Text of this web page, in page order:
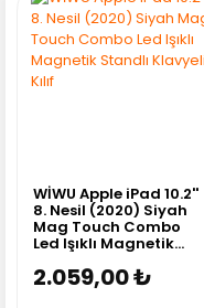
WİWU Apple iPad 10.2''
8. Nesil (2020) Siyah
Mag Touch Combo
Led Işıklı Magnetik
2.059,00 ₺